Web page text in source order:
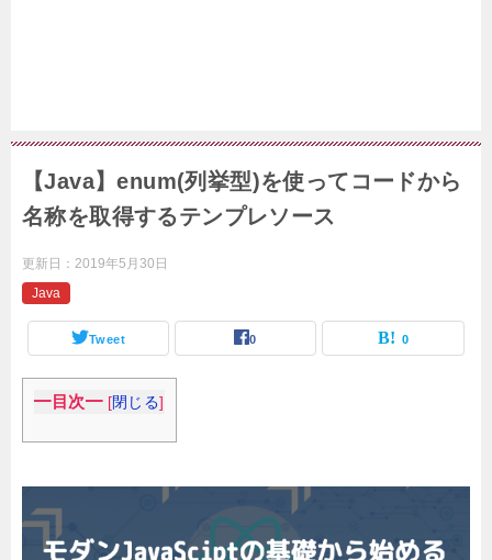
【Java】enum(列挙型)を使ってコードから
名称を取得するテンプレソース
更新日： 2019年5月30日
Java
Tweet 0 0
━目次━ [閉じる]